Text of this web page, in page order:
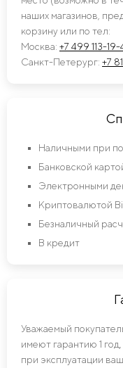
наших магазинов,
корзину или по тел:
Москва: +7 499 113-19-
Санкт-Петерург: +7
Наличными при
Банковской
Электронными
Криптовалютой
Безналичный
В кредит
Уважаемый
имеют гарантию 1
при эксплуатации